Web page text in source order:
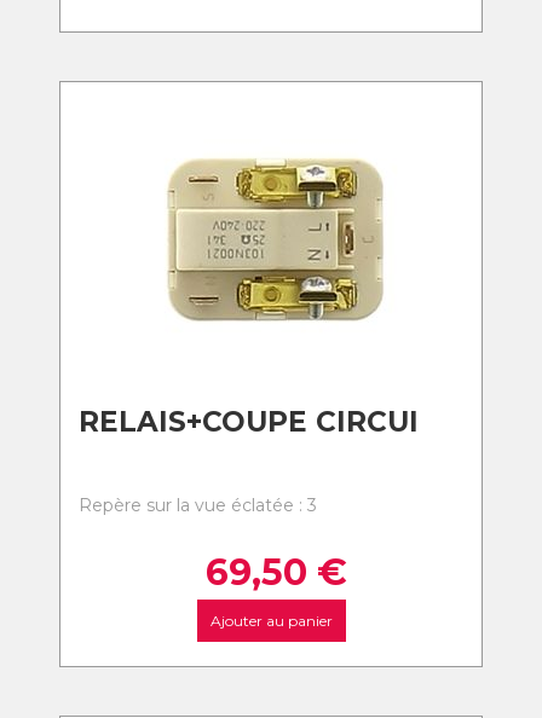
RELAIS+COUPE CIRCUI
Repère sur la vue éclatée : 3
69,50 €
Ajouter au panier